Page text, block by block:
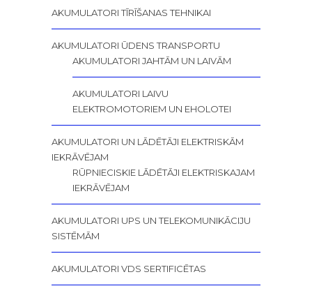
AKUMULATORI TĪRĪŠANAS TEHNIKAI
AKUMULATORI ŪDENS TRANSPORTU
AKUMULATORI JAHTĀM UN LAIVĀM
AKUMULATORI LAIVU
ELEKTROMOTORIEM UN EHOLOTEI
AKUMULATORI UN LĀDĒTĀJI ELEKTRISKĀM
IEKRĀVĒJAM
RŪPNIECISKIE LĀDĒTĀJI ELEKTRISKAJAM
IEKRĀVĒJAM
AKUMULATORI UPS UN TELEKOMUNIKĀCIJU
SISTĒMĀM
AKUMULATORI VDS SERTIFICĒTAS